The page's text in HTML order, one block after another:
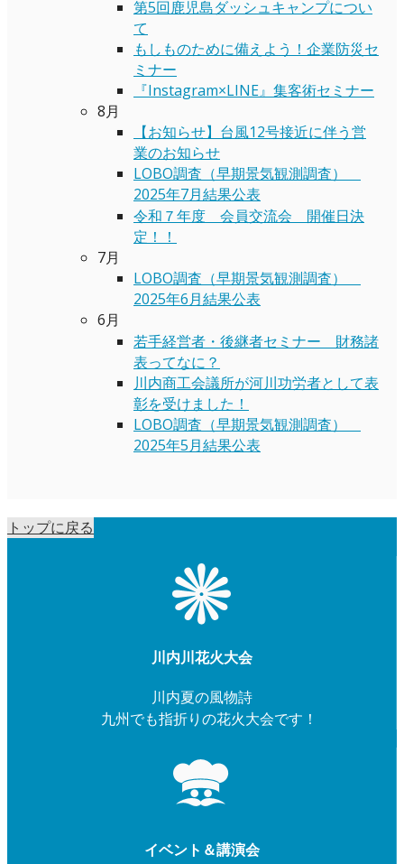
第5回鹿児島ダッシュキャンプについ
て
もしものために備えよう！企業防災セ
ミナー
『Instagram×LINE』集客術セミナー
8月
【お知らせ】台風12号接近に伴う営
業のお知らせ
LOBO調査（早期景気観測調査）
2025年7月結果公表
令和７年度 会員交流会 開催日決
定！！
7月
LOBO調査（早期景気観測調査）
2025年6月結果公表
6月
若手経営者・後継者セミナー 財務諸
表ってなに？
川内商工会議所が河川功労者として表
彰を受けました！
LOBO調査（早期景気観測調査）
2025年5月結果公表
トップに戻る
川内川花火大会
川内夏の風物詩
九州でも指折りの花火大会です！
イベント＆講演会